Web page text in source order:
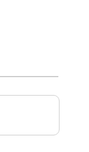
font
populaires